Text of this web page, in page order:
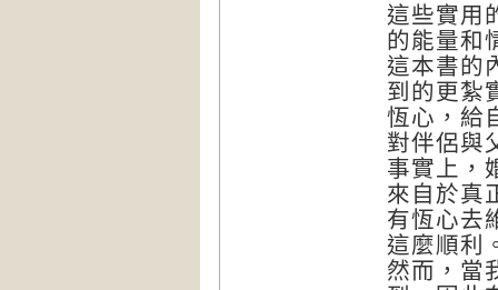
這些實用
的能量和
這本書的
到的更紮
恆心，給
對伴侶與
事實上，
來自於真
有恆心去
這麼順利
然而，當